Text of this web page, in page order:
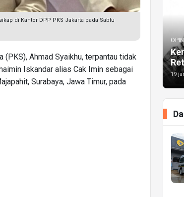
di Kantor DPP PKS Jakarta pada Sabtu
Ahmad Syaikhu, terpantau tidak
Iskandar alias Cak Imin sebagai
Surabaya, Jawa Timur, pada
19